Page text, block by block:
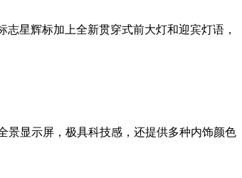
星辉标加上全新贯穿式前大灯和迎宾灯语，
景显示屏，极具科技感，还提供多种内饰颜色